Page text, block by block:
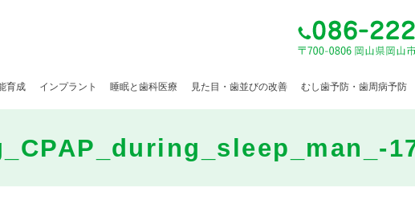
育成 インプラント 睡眠と歯科医療 見た目・歯並びの改善 むし歯予防・歯周病予防